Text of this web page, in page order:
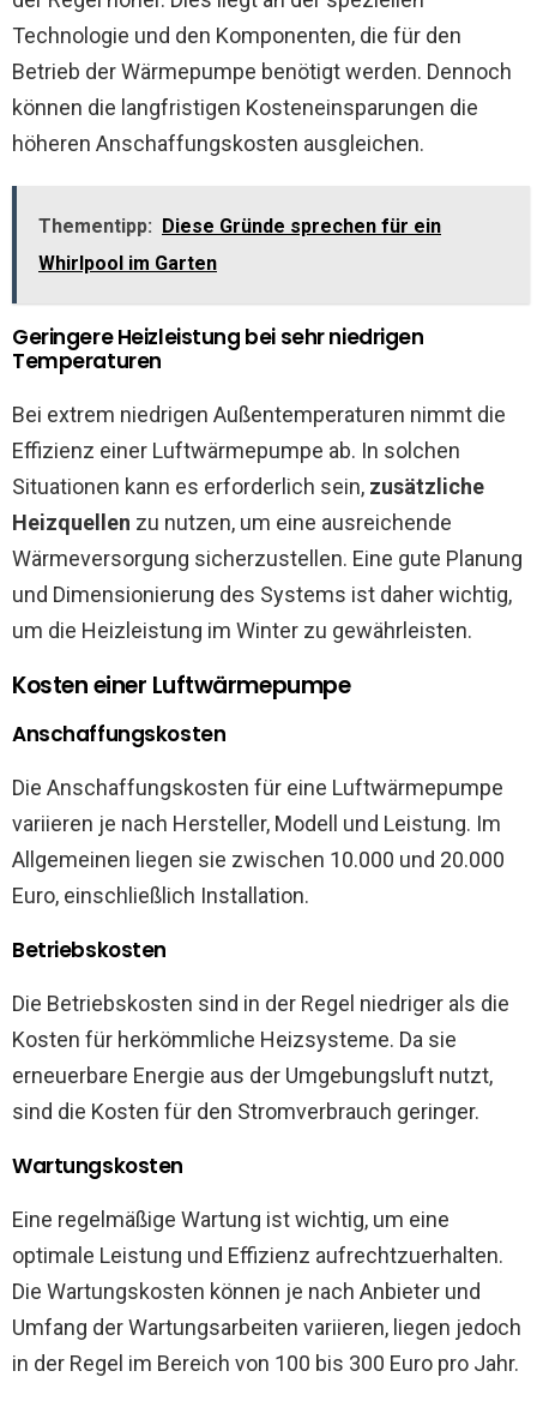
Technologie und den Komponenten, die für den
Betrieb der Wärmepumpe benötigt werden. Dennoch
können die langfristigen Kosteneinsparungen die
höheren Anschaffungskosten ausgleichen.
Thementipp:
Diese Gründe sprechen für ein
Whirlpool im Garten
Geringere Heizleistung bei sehr niedrigen
Temperaturen
Bei extrem niedrigen Außentemperaturen nimmt die
Effizienz einer Luftwärmepumpe ab. In solchen
Situationen kann es erforderlich sein, zusätzliche
Heizquellen zu nutzen, um eine ausreichende
Wärmeversorgung sicherzustellen. Eine gute Planung
und Dimensionierung des Systems ist daher wichtig,
um die Heizleistung im Winter zu gewährleisten.
Kosten einer Luftwärmepumpe
Anschaffungskosten
Die Anschaffungskosten für eine Luftwärmepumpe
variieren je nach Hersteller, Modell und Leistung. Im
Allgemeinen liegen sie zwischen 10.000 und 20.000
Euro, einschließlich Installation.
Betriebskosten
Die Betriebskosten sind in der Regel niedriger als die
Kosten für herkömmliche Heizsysteme. Da sie
erneuerbare Energie aus der Umgebungsluft nutzt,
sind die Kosten für den Stromverbrauch geringer.
Wartungskosten
Eine regelmäßige Wartung ist wichtig, um eine
optimale Leistung und Effizienz aufrechtzuerhalten.
Die Wartungskosten können je nach Anbieter und
Umfang der Wartungsarbeiten variieren, liegen jedoch
in der Regel im Bereich von 100 bis 300 Euro pro Jahr.